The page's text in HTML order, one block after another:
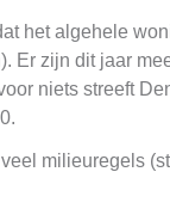
het algehele
Er zijn dit jaar
niets streeft
milieuregels